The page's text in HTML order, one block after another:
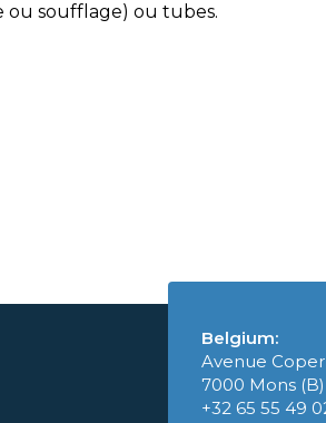
ou soufflage) ou tubes.
Belgium:
Avenue
7000 Mons (B)
+32 65 55 49